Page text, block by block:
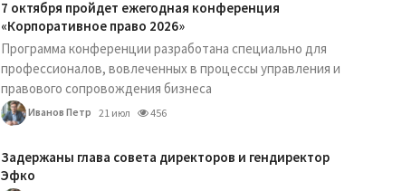
7 октября пройдет ежегодная конференция
«Корпоративное право 2026»
Программа конференции разработана специально для
профессионалов, вовлеченных в процессы управления и
правового сопровождения бизнеса
Иванов Петр 21 июл 456
Задержаны глава совета директоров и гендиректор
Эфко